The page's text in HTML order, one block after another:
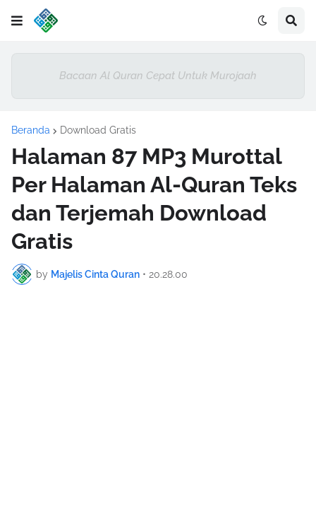
Bacaan Al Quran Cepat Untuk Murojaah
Beranda Download Gratis
Halaman 87 MP3 Murottal
Per Halaman Al-Quran Teks
dan Terjemah Download
Gratis
by Majelis Cinta Quran • 20.28.00